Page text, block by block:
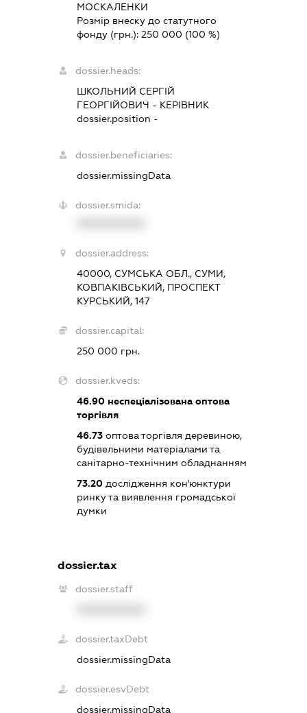
МОСКАЛЕНКИ
Розмір внеску до статутного
фонду (грн.):250 000 (100 %)
dossier.heads:
ШКОЛЬНИЙ СЕРГІЙ
ГЕОРГІЙОВИЧ - КЕРІВНИК
dossier.position -
dossier.beneficiaries:
dossier.missingData
dossier.smida:
dossier.address:
40000, СУМСЬКА ОБЛ., СУМИ,
КОВПАКІВСЬКИЙ, ПРОСПЕКТ
КУРСЬКИЙ, 147
dossier.capital:
250 000 грн.
dossier.kveds:
46.90 неспеціалізована оптова
торгівля
46.73 оптова торгівля деревиною,
будівельними матеріалами та
санітарно-технічним обладнанням
73.20 дослідження кон'юнктури
ринку та виявлення громадської
думки
dossier.tax
dossier.staff
dossier.taxDebt
dossier.missingData
dossier.esvDebt
dossier.missingData